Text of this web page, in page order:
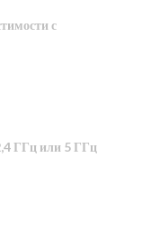
с
ГГц или 5 ГГц